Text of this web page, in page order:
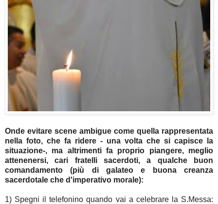
Onde evitare scene ambigue come quella rappresentata
nella foto, che fa ridere - una volta che si capisce la
situazione-, ma altrimenti fa proprio piangere, meglio
attenenersi, cari fratelli sacerdoti, a qualche buon
comandamento (più di galateo e buona creanza
sacerdotale che d'imperativo morale):
1) Spegni il telefonino quando vai a celebrare la S.Messa: